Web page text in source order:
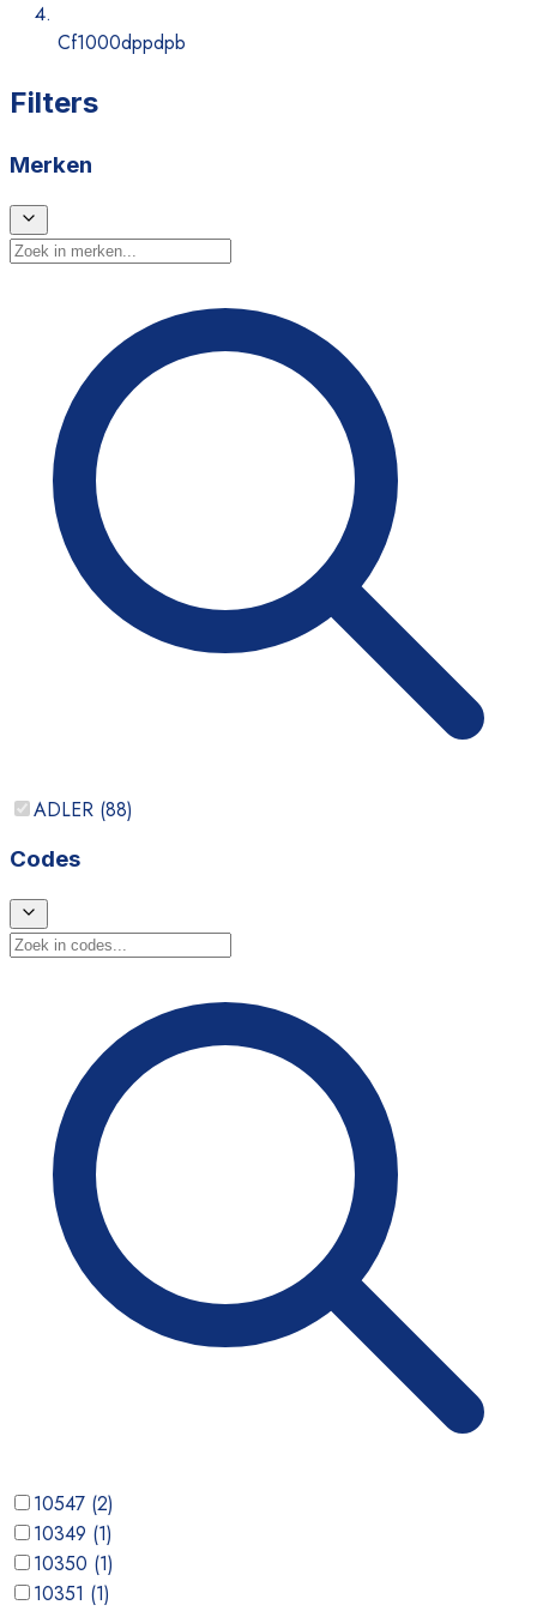
Cf1000dppdpb
Filters
Merken
ADLER (88)
Codes
10547 (2)
10349 (1)
10350 (1)
10351 (1)